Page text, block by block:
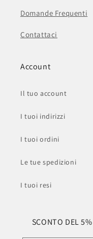
Domande Frequenti
Contattaci
Account
Il tuo account
I tuoi indirizzi
I tuoi ordini
Le tue spedizioni
I tuoi resi
SCONTO DEL